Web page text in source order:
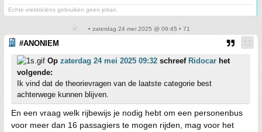
Echte elektriciëns gebruiken geen jokari.
• zaterdag 24 mei 2025 @ 09:45 • 71
#ANONIEM
Op zaterdag 24 mei 2025 09:32 schreef Ridocar het
volgende:
Ik vind dat de theorievragen van de laatste categorie best
achterwege kunnen blijven.
En een vraag welk rijbewijs je nodig hebt om een personenbus
voor meer dan 16 passagiers te mogen rijden, mag voor het